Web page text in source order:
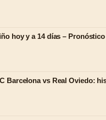
hoy y a 14 días –
Barcelona vs Real Oviedo: